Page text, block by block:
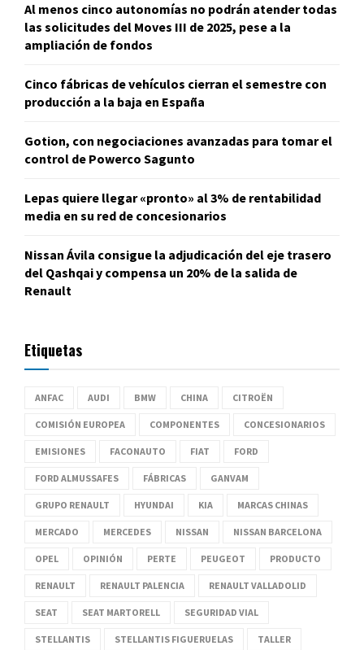
Al menos cinco autonomías no podrán atender todas
las solicitudes del Moves III de 2025, pese a la
ampliación de fondos
Cinco fábricas de vehículos cierran el semestre con
producción a la baja en España
Gotion, con negociaciones avanzadas para tomar el
control de Powerco Sagunto
Lepas quiere llegar «pronto» al 3% de rentabilidad
media en su red de concesionarios
Nissan Ávila consigue la adjudicación del eje trasero
del Qashqai y compensa un 20% de la salida de
Renault
Etiquetas
ANFAC AUDI BMW CHINA CITROËN
COMISIÓN EUROPEA COMPONENTES CONCESIONARIOS
EMISIONES FACONAUTO FIAT FORD
FORD ALMUSSAFES FÁBRICAS GANVAM
GRUPO RENAULT HYUNDAI KIA MARCAS CHINAS
MERCADO MERCEDES NISSAN NISSAN BARCELONA
OPEL OPINIÓN PERTE PEUGEOT PRODUCTO
RENAULT RENAULT PALENCIA RENAULT VALLADOLID
SEAT SEAT MARTORELL SEGURIDAD VIAL
STELLANTIS STELLANTIS FIGUERUELAS TALLER